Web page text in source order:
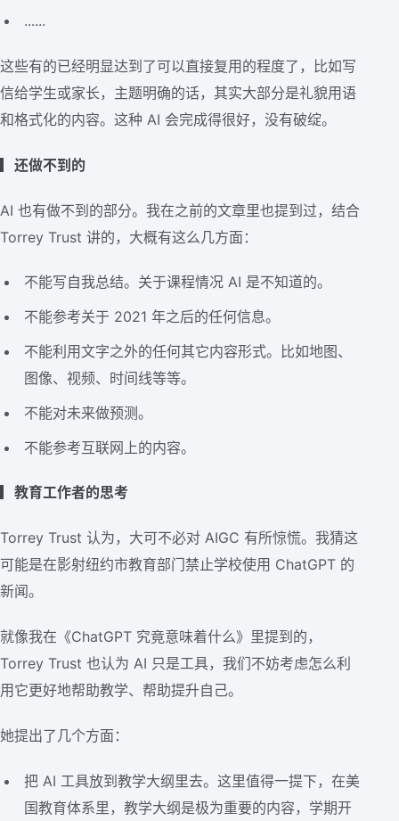
......
这些有的已经明显达到了可以直接复用的程度了，比如写
信给学生或家长，主题明确的话，其实大部分是礼貌用语
和格式化的内容。这种 AI 会完成得很好，没有破绽。
▎还做不到的
AI 也有做不到的部分。我在之前的文章里也提到过，结合
Torrey Trust 讲的，大概有这么几方面：
不能写自我总结。关于课程情况 AI 是不知道的。
不能参考关于 2021 年之后的任何信息。
不能利用文字之外的任何其它内容形式。比如地图、
图像、视频、时间线等等。
不能对未来做预测。
不能参考互联网上的内容。
▎教育工作者的思考
Torrey Trust 认为，大可不必对 AIGC 有所惊慌。我猜这
可能是在影射纽约市教育部门禁止学校使用 ChatGPT 的
新闻。
就像我在《ChatGPT 究竟意味着什么》里提到的，
Torrey Trust 也认为 AI 只是工具，我们不妨考虑怎么利
用它更好地帮助教学、帮助提升自己。
她提出了几个方面：
把 AI 工具放到教学大纲里去。这里值得一提下，在美
国教育体系里，教学大纲是极为重要的内容，学期开